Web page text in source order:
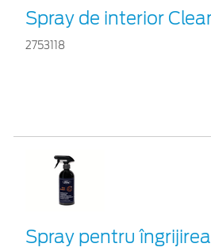
Spray de interior
2753118
Spray pentru